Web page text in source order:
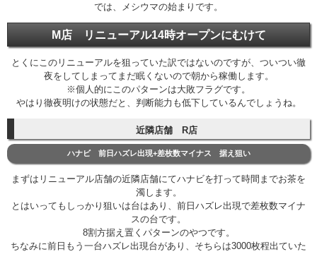
では、メシウマの始まりです。
M店 リニューアル14時オープンにむけて
とくにこのリニューアルを狙っていた訳ではないのですが、ついつい徹
夜をしてしまってまだ眠くないので朝から稼働します。
※個人的にこのパターンは大敗フラグです。
やはり徹夜明けの状態だと、判断能力も低下しているんでしょうね。
近隣店舗 R店
ハナビ 前日ハズレ出現+差枚数マイナス 据え狙い
まずはリニューアル店舗の近隣店舗にてハナビを打って時間までお茶を
濁します。
とはいってもしっかり狙いは台はあり、前日ハズレ出現で差枚数マイナ
スの台です。
8割方据え置くパターンのやつです。
ちなみに前日もう一台ハズレ出現台があり、そちらは3000枚程出ていた